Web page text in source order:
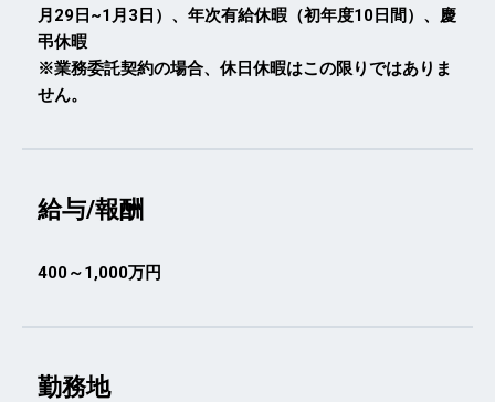
月29日~1月3日）、年次有給休暇（初年度10日間）、慶
弔休暇
※業務委託契約の場合、休日休暇はこの限りではありま
せん。
給与/報酬
400～1,000万円
勤務地